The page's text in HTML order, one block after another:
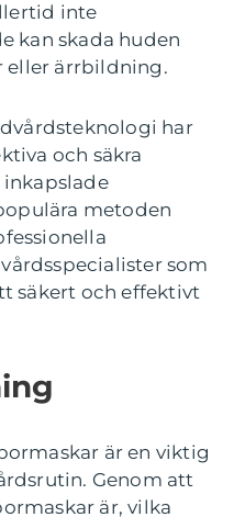
inte
kan skada huden
eller ärrbildning.
har
och säkra
metoden
som
säkert och effektivt
är en viktig
Genom att
är, vilka